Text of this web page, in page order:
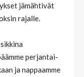
jämähtivät
rajalle.
perjantai-
ja nappaamme